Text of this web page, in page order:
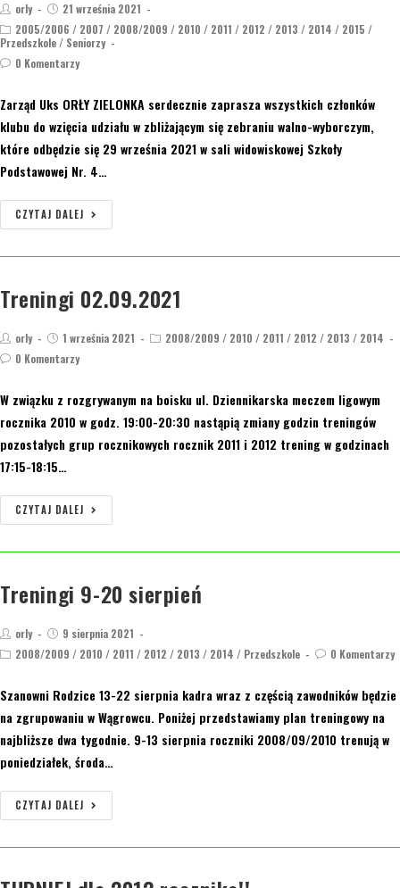
orly
21 września 2021
2005/2006 / 2007 / 2008/2009 / 2010 / 2011 / 2012 / 2013 / 2014 / 2015 /
Przedszkole / Seniorzy
0 Komentarzy
Zarząd Uks ORŁY ZIELONKA serdecznie zaprasza wszystkich członków
klubu do wzięcia udziału w zbliżającym się zebraniu walno-wyborczym,
które odbędzie się 29 września 2021 w sali widowiskowej Szkoły
Podstawowej Nr. 4…
CZYTAJ DALEJ
Treningi 02.09.2021
orly 1 września 2021 2008/2009 / 2010 / 2011 / 2012 / 2013 / 2014
0 Komentarzy
W związku z rozgrywanym na boisku ul. Dziennikarska meczem ligowym
rocznika 2010 w godz. 19:00-20:30 nastąpią zmiany godzin treningów
pozostałych grup rocznikowych rocznik 2011 i 2012 trening w godzinach
17:15-18:15…
CZYTAJ DALEJ
Treningi 9-20 sierpień
orly
9 sierpnia 2021
2008/2009 / 2010 / 2011 / 2012 / 2013 / 2014 / Przedszkole 0 Komentarzy
Szanowni Rodzice 13-22 sierpnia kadra wraz z częścią zawodników będzie
na zgrupowaniu w Wągrowcu. Poniżej przedstawiamy plan treningowy na
najbliższe dwa tygodnie. 9-13 sierpnia roczniki 2008/09/2010 trenują w
poniedziałek, środa…
CZYTAJ DALEJ